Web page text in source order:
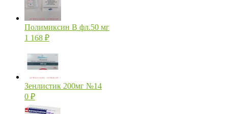
Полимиксин В фл.50 мг
1 168 ₽
Зенлистик 200мг №14
0 ₽